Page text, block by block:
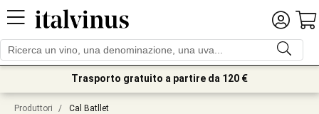
Trasporto gratuito a partire da 120 €
Produttori / Cal Batllet